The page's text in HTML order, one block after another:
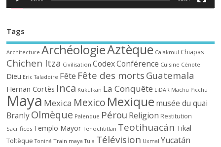
Tags
Architecture ArchéologieAztèque Calakmul Chiapas
Chichen Itza Civilisation CodexConférence Cuisine Cénote
Dieu Eric Taladoire Fête Fête des morts Guatemala
Hernan Cortès Inca Kukulkan La Conquête LiDAR Machu Picchu
Maya Mexica Mexico Mexique musée du quai
BranlyOlmèque Palenque Pérou Religion Restitution
Sacrifices Templo Mayor Tenochtitlan Teotihuacán Tikal
Toltèque Toniná Train maya Tula Télévision Uxmal Yucatán